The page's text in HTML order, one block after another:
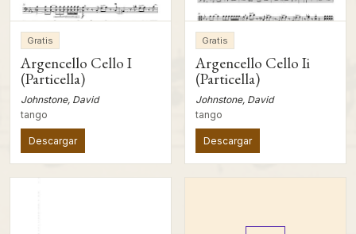
Gratis
Argencello Cello I
(Particella)
Johnstone, David
tango
Descargar
Gratis
Argencello Cello Ii
(Particella)
Johnstone, David
tango
Descargar